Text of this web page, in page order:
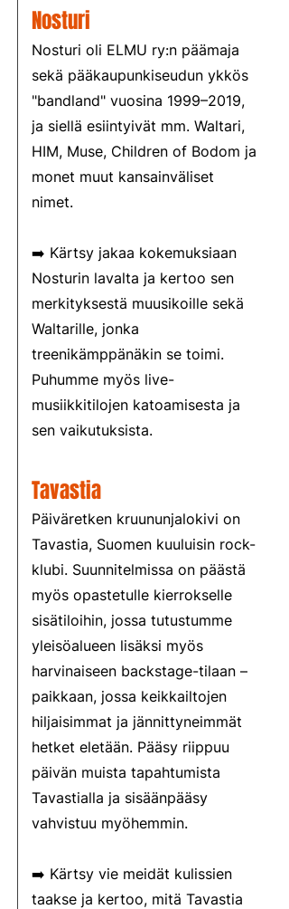
Nosturi
Nosturi oli ELMU ry:n päämaja
sekä pääkaupunkiseudun ykkös
"bandland" vuosina 1999–2019,
ja siellä esiintyivät mm. Waltari,
HIM, Muse, Children of Bodom ja
monet muut kansainväliset
nimet.
➡️ Kärtsy jakaa kokemuksiaan
Nosturin lavalta ja kertoo sen
merkityksestä muusikoille sekä
Waltarille, jonka
treenikämppänäkin se toimi.
Puhumme myös live-
musiikkitilojen katoamisesta ja
sen vaikutuksista.
Tavastia
Päiväretken kruununjalokivi on
Tavastia, Suomen kuuluisin rock-
klubi. Suunnitelmissa on päästä
myös opastetulle kierrokselle
sisätiloihin, jossa tutustumme
yleisöalueen lisäksi myös
harvinaiseen backstage-tilaan –
paikkaan, jossa keikkailtojen
hiljaisimmat ja jännittyneimmät
hetket eletään. Pääsy riippuu
päivän muista tapahtumista
Tavastialla ja sisäänpääsy
vahvistuu myöhemmin.
➡️ Kärtsy vie meidät kulissien
taakse ja kertoo, mitä Tavastia